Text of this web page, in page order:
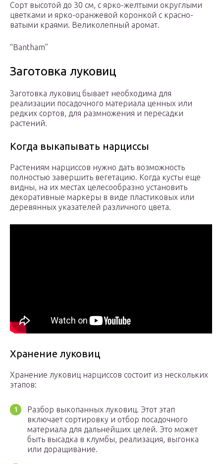
Сорт высотой до 30 см, с ярко-желтыми округлыми
цветками и ярко-оранжевой коронкой с красно­
ватыми краями. Великолепный аромат.
“Bantham”
Заготовка луковиц
Заготовка луковиц бывает необходима для
реализации посадочного материала ценных или
редких сортов, для размножения и пересадки
растений.
Когда выкапывать нарциссы
Растениям нарциссов нужно дать возможность
полностью завершить вегетацию. Когда кусты еще
видны, на их местах целесообразно установить
декоративные маркеры в виде пластиковых или
деревянных указателей различного цвета.
Хранение луковиц
Хранение луковиц нарциссов состоит из нескольких
этапов:
Разбор выкопанных луковиц. Этот этап
включает сортировку и отбор посадочного
материала для дальнейших целей. Это может
быть высадка в клумбы, реализация, выгонка
или доращивание.